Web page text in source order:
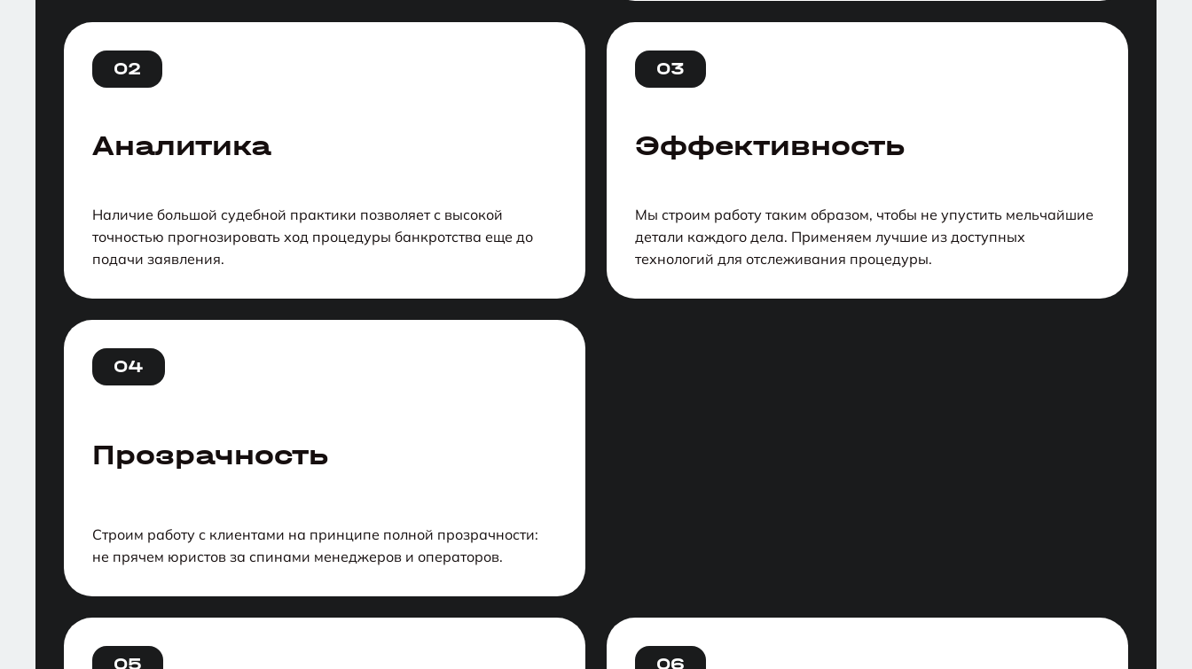
02
Аналитика
Наличие большой судебной практики позволяет с высокой
точностью прогнозировать ход процедуры банкротства еще до
подачи заявления.
03
Эффективность
Мы строим работу таким образом, чтобы не упустить мельчайшие
детали каждого дела. Применяем лучшие из доступных
технологий для отслеживания процедуры.
04
Прозрачность
Строим работу с клиентами на принципе полной прозрачности:
не прячем юристов за спинами менеджеров и операторов.
05 06